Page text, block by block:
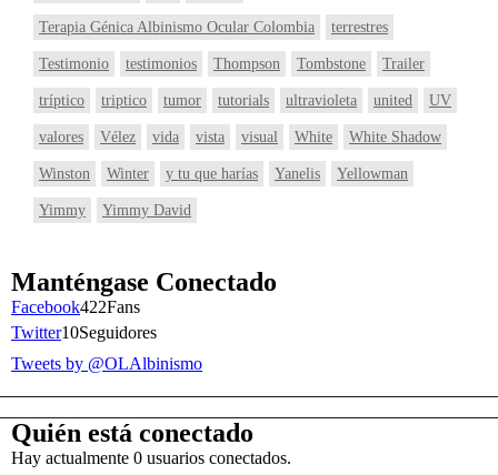
Terapia Génica Albinismo Ocular Colombia terrestres
Testimonio testimonios Thompson Tombstone Trailer
tríptico triptico tumor tutorials ultravioleta united UV
valores Vélez vida vista visual White White Shadow
Winston Winter y tu que harías Yanelis Yellowman
Yimmy Yimmy David
Manténgase Conectado
Facebook422Fans
Twitter10Seguidores
Tweets by @OLAlbinismo
Quién está conectado
Hay actualmente 0 usuarios conectados.